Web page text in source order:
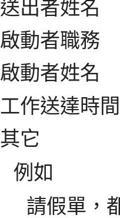
送出者姓名
啟動者職務
啟動者姓名
工作送達時間
其它
例如
請假單，